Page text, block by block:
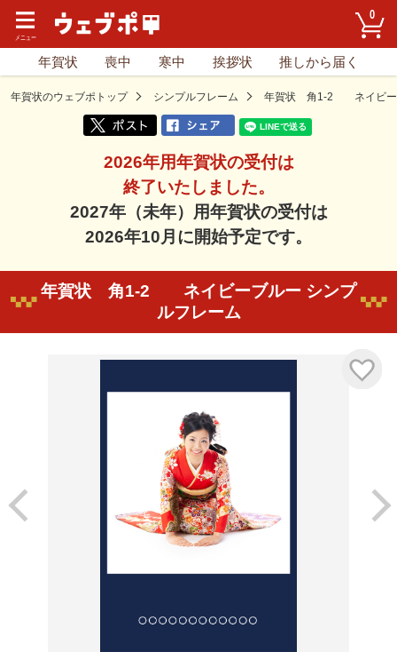
0
年賀状 喪中 寒中 挨拶状 推しから届く
年賀状のウェブポトップ シンプルフレーム 年賀状 角1-2 ネイビー
2026年用年賀状の受付は
終了いたしました。
2027年（未年）用年賀状の受付は
2026年10月に開始予定です。
年賀状 角1-2 ネイビーブルー シンプ
ルフレーム